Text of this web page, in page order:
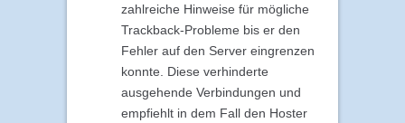
zahlreiche Hinweise für mögliche
Trackback-Probleme bis er den
Fehler auf den Server eingrenzen
konnte. Diese verhinderte
ausgehende Verbindungen und
empfiehlt in dem Fall den Hoster